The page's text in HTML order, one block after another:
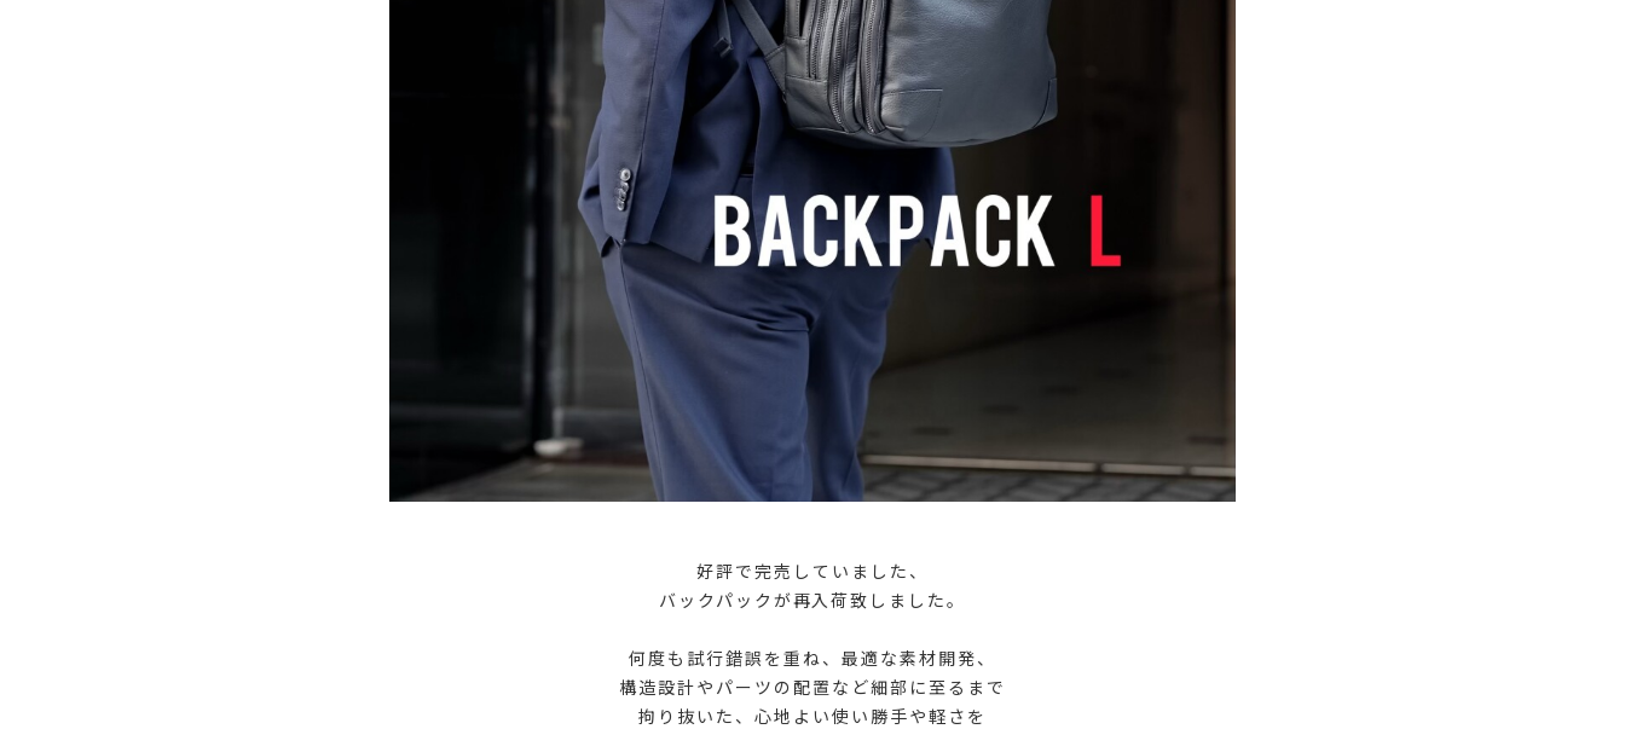
好評で完売していました、
バックパックが再入荷致しました。
何度も試行錯誤を重ね、最適な素材開発、
構造設計やパーツの配置など細部に至るまで
拘り抜いた、心地よい使い勝手や軽さを